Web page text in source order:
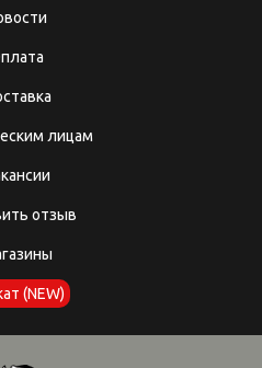
лицам
отзыв
(NEW)